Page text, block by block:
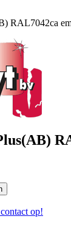
RAL7042ca
op!